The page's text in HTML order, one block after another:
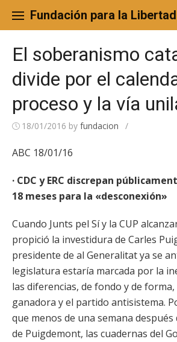
content
Fundación para la Libertad
El soberanismo
divide por el
proceso y la vía
18/01/2016 by fundacion /
ABC 18/01/16
· CDC y ERC discrepan
18 meses para la «desconexión»
Cuando Junts pel Sí y la CUP
propició la investidura de Carles
presidente de al Generalitat ya se
legislatura estaría marcada por la
las diferencias, de fondo y de
ganadora y el partido antisistema.
que menos de una semana
de Puigdemont, las cuadernas del